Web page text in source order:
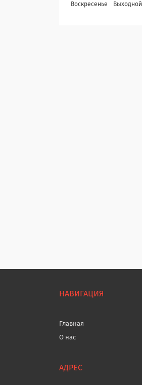
Воскресенье Выходной
НАВИГАЦИЯ
Главная
О нас